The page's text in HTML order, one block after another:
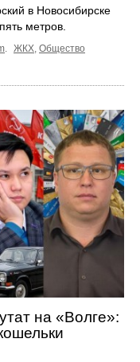
в Новосибирске
метров.
. ЖКХ, Общество
на «Волге»: